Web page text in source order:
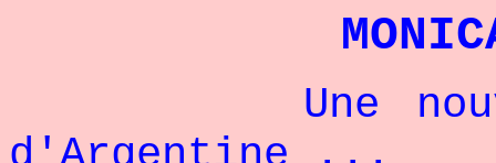
Une nouvelle